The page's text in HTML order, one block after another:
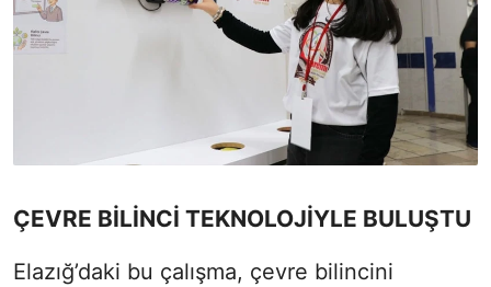
ÇEVRE BİLİNCİ TEKNOLOJİYLE BULUŞTU
Elazığ’daki bu çalışma, çevre bilincini